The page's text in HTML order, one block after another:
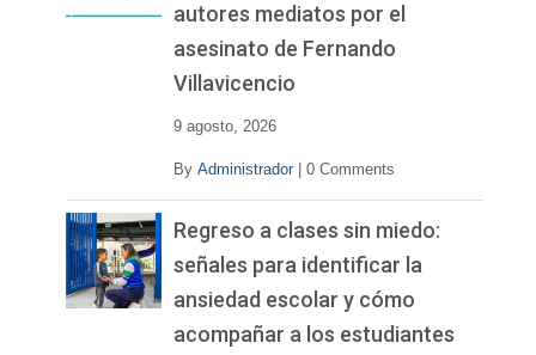
autores mediatos por el
asesinato de Fernando
Villavicencio
9 agosto, 2026
By Administrador 0 Comments
Regreso a clases sin miedo:
señales para identificar la
ansiedad escolar y cómo
acompañar a los estudiantes